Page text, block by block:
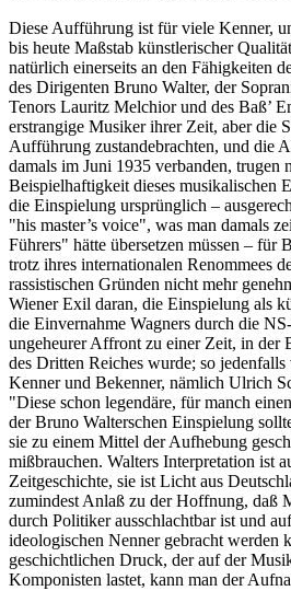
Diese Aufführung ist für viele Kenner,
bis heute Maßstab künstlerischer
natürlich einerseits an den Fähigkeiten
des Dirigenten Bruno Walter, der
Tenors Lauritz Melchior und des Baß’
erstrangige Musiker ihrer Zeit, aber die
Aufführung zustandebrachten, und die
damals im Juni 1935 verbanden, trugen
Beispielhaftigkeit dieses musikalischen
die Einspielung ursprünglich –
"his master’s voice", was man damals
Führers" hätte übersetzen müssen – für
trotz ihres internationalen Renommees
rassistischen Gründen nicht mehr
Wiener Exil daran, die Einspielung als
die Einvernahme Wagners durch die
ungeheurer Affront zu einer Zeit, in der
des Dritten Reiches wurde; so jedenfalls
Kenner und Bekenner, nämlich Ulrich
"Diese schon legendäre, für manch
der Bruno Walterschen Einspielung
sie zu einem Mittel der Aufhebung
mißbrauchen. Walters Interpretation ist
Zeitgeschichte, sie ist Licht aus
zumindest Anlaß zu der Hoffnung, daß
durch Politiker ausschlachtbar ist und
ideologischen Nenner gebracht werden
geschichtlichen Druck, der auf der
Komponisten lastet, kann man der